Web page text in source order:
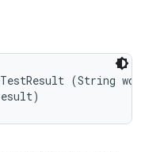
(String